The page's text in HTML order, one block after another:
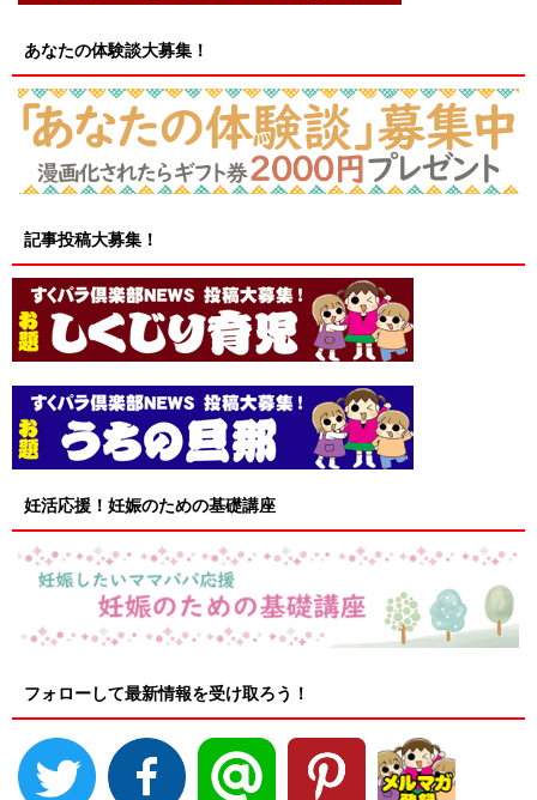
あなたの体験談大募集！
記事投稿大募集！
妊活応援！妊娠のための基礎講座
フォローして最新情報を受け取ろう！